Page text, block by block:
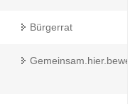
Bürgerrat